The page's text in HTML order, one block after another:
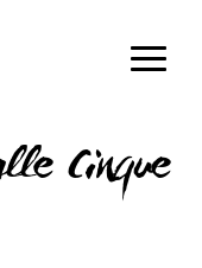
Cinque